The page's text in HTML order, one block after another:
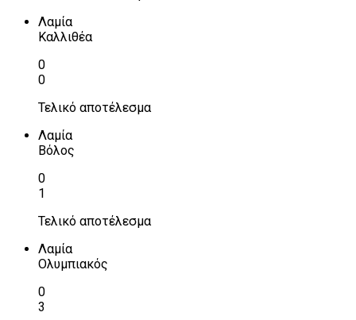
Λαμία
Καλλιθέα
0
0
Τελικό αποτέλεσμα
Λαμία
Βόλος
0
1
Τελικό αποτέλεσμα
Λαμία
Ολυμπιακός
0
3